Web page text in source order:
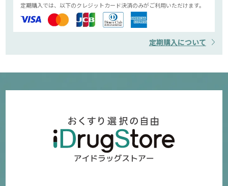
定期購入では、以下のクレジットカード決済のみがご利用いただけます。
定期購入について